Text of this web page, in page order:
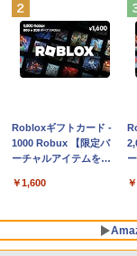
tomtoc 360°保護 15.6
16インチ パソコンケー
ス Dell NEC Lavie
Lenovo対応
￥2,952
Robloxギフトカード -
1000 Robux 【限定バ
ーチャルアイテムを含
ムコード】 ロブロック
￥1,600
版